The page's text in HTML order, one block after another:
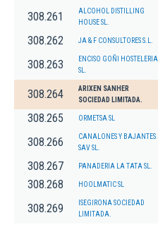
308.261
ALCOHOL DISTILLING
HOUSE SL.
308.262 JA & F CONSULTORES S.L.
308.263
ENCISO GOÑI HOSTELERIA
SL.
308.264
ARIXEN SANHER
SOCIEDAD LIMITADA.
308.265 ORMETSA SL
308.266
CANALONES Y BAJANTES
SAV SL.
308.267 PANADERIA LA TATA SL.
308.268 HOOLMATIC SL
308.269
ISEGIRONA SOCIEDAD
LIMITADA.